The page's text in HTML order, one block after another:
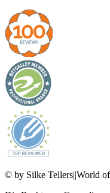
© by Silke Tellers||World